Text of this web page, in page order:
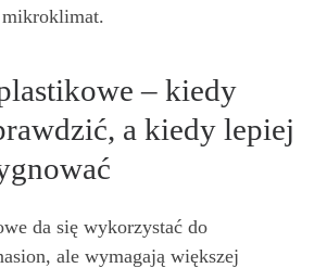
– kiedy
a kiedy lepiej
da się wykorzystać do
ale wymagają większej